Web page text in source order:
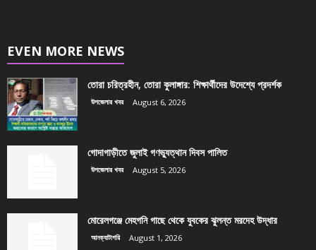
EVEN MORE NEWS
তোরা চরিত্রহীন, তোরা কুলাঙ্গার: শিক্ষার্থীদের উদেশ্যে প্রদর্শক
উপজেলার খবর August 6, 2026
গোদাগাড়ীতে জুলাই গণভ্যুত্থান দিবস পালিত
উপজেলার খবর August 5, 2026
মোরেলগঞ্জে মেহগনি গাছে থেকে যুবকের ঝুলন্ত মরদেহ উদ্ধার
আনক্যাটাগরি August 1, 2026